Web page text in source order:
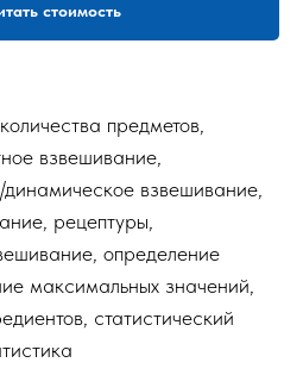
стоимость
предметов,
взвешивание,
взвешивание,
рецептуры,
определение
максимальных значений,
статистический